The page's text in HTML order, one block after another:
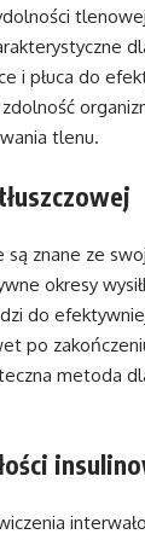
i płuca do
tlenu.
są znane ze
okresy
do
po
metoda